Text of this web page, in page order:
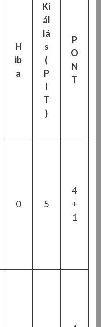
H
ib
a
Ki
ál
lá
s
(
P
I
T
)
P
O
N
T
0 5
4
+
1